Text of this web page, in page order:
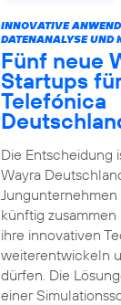
INNOVATIVE
DATENANALYSE UND
Fünf neue
Startups
Telefónica
Die Entscheidung
Wayra
Jungunternehmen
künftig
ihre innovativen
weiterentwickeln
dürfen. Die
einer